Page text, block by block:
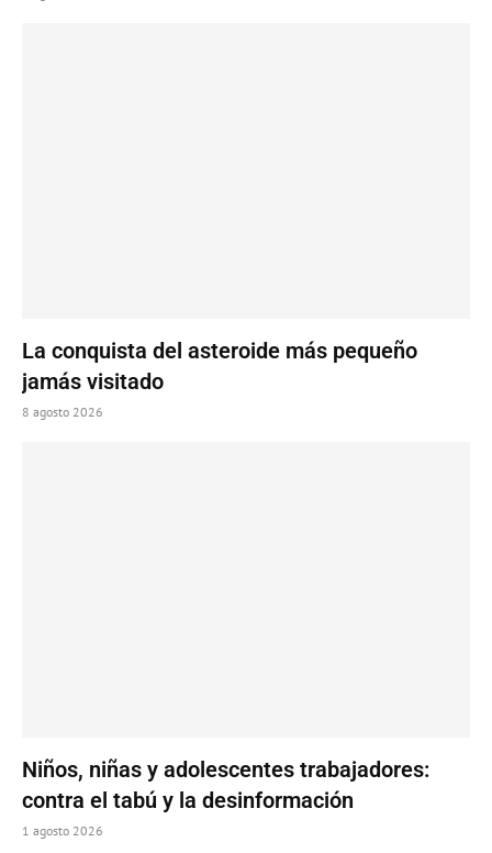
La conquista del asteroide más pequeño
jamás visitado
8 agosto 2026
Niños, niñas y adolescentes trabajadores:
contra el tabú y la desinformación
1 agosto 2026